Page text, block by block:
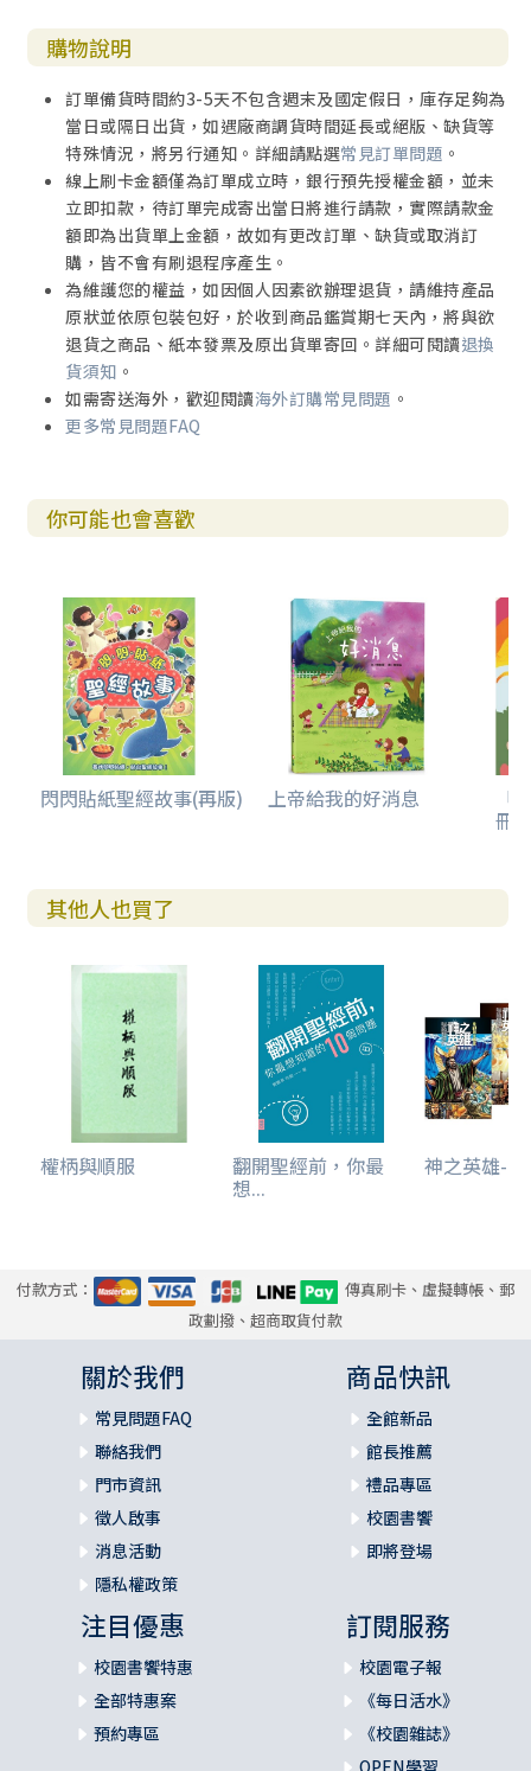
購物說明
訂單備貨時間約3-5天不包含週末及國定假日，庫存足夠為
當日或隔日出貨，如遇廠商調貨時間延長或絕版、缺貨等
特殊情況，將另行通知。詳細請點選常見訂單問題 。
線上刷卡金額僅為訂單成立時，銀行預先授權金額，並未
立即扣款，待訂單完成寄出當日將進行請款，實際請款金
額即為出貨單上金額，故如有更改訂單、缺貨或取消訂
購，皆不會有刷退程序產生。
為維護您的權益，如因個人因素欲辦理退貨，請維持產品
原狀並依原包裝包好，於收到商品鑑賞期七天內，將與欲
退貨之商品、紙本發票及原出貨單寄回。詳細可閱讀退換
貨須知 。
如需寄送海外，歡迎閱讀海外訂購常見問題 。
更多常見問題FAQ
你可能也會喜歡
閃閃貼紙聖經故事(再版) 上帝給我的好消息 「
冊
其他人也買了
權柄與順服 翻開聖經前，你最
想...
神之英雄--
付款方式：
傳真刷卡、虛擬轉帳、郵
政劃撥、超商取貨付款
關於我們
常見問題FAQ
聯絡我們
門市資訊
徵人啟事
消息活動
隱私權政策
商品快訊
全館新品
館長推薦
禮品專區
校園書饗
即將登場
注目優惠
校園書饗特惠
全部特惠案
預約專區
訂閱服務
校園電子報
《每日活水》
《校園雜誌》